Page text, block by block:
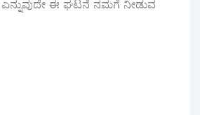
ಈ ಘಟನೆ ನಮಗೆ ನೀಡುವ